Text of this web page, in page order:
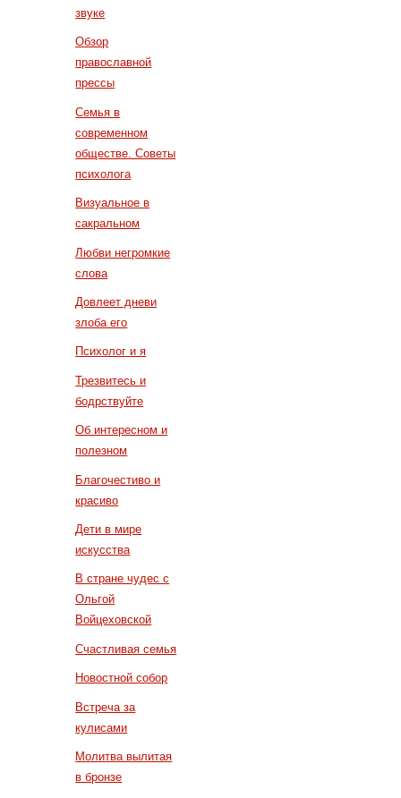
звуке
Обзор
православной
прессы
Семья в
современном
обществе. Советы
психолога
Визуальное в
сакральном
Любви негромкие
слова
Довлеет дневи
злоба его
Психолог и я
Трезвитесь и
бодрствуйте
Об интересном и
полезном
Благочестиво и
красиво
Дети в мире
искусства
В стране чудес с
Ольгой
Войцеховской
Счастливая семья
Новостной собор
Встреча за
кулисами
Молитва вылитая
в бронзе